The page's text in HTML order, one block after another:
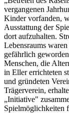
vergangenen
Kinder vorfanden,
Ausstattung der
dort aufzuhalten.
Lebensraums
gefährlich
Menschen, die
in Eller errichteten
und gründeten
Trägerverein,
„Initiative"
Spielmöglichkeiten